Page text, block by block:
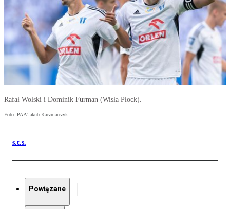
Rafał Wolski i Dominik Furman (Wisła Płock).
Foto: PAP/Jakub Kaczmarczyk
s.t.s.
Powiązane